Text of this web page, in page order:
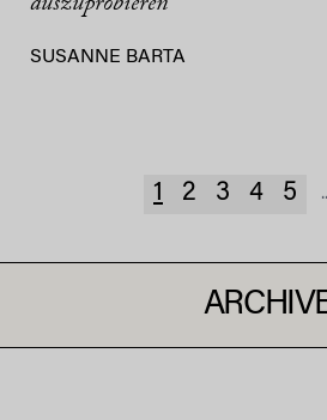
SUSANNE BARTA
1 2 3 4 5